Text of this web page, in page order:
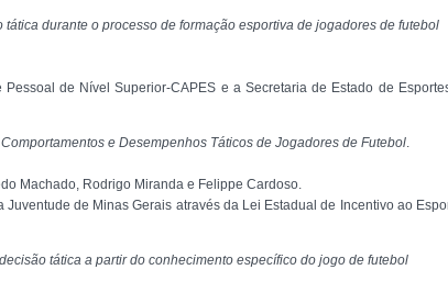
durante o processo de formação esportiva de jogadores de futebol
de Nível Superior-CAPES e a Secretaria de Estado de
e Desempenhos Táticos de Jogadores de Futebol.
Machado, Rodrigo Miranda e Felippe Cardoso.
de Minas Gerais através da Lei Estadual de Incentivo ao
tática a partir do conhecimento específico do jogo de futebol